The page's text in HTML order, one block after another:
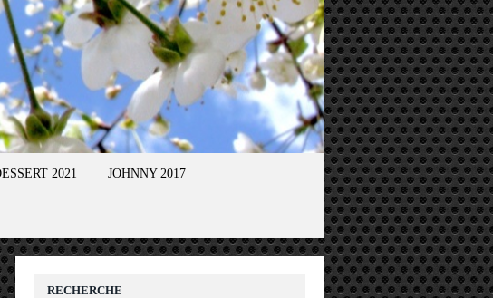
2021 JOHNNY 2017
RECHERCHE